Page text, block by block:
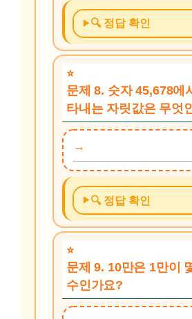
🔍 정답 확인
문제 8. 숫자 45,678에
타내는 자릿값은 무엇
🔍 정답 확인
문제 9. 10만은 1만이
수인가요?